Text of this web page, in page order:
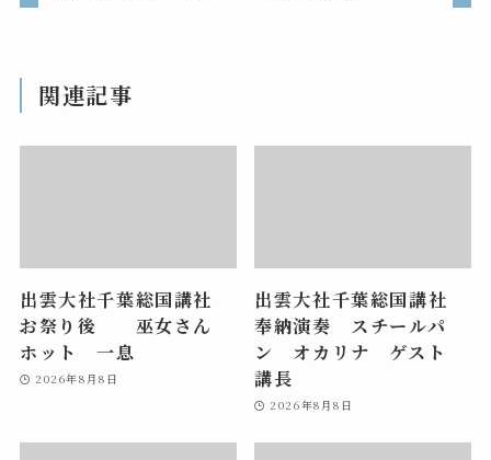
関連記事
出雲大社千葉総国講社
お祭り後 巫女さん
ホット 一息
2026年8月8日
出雲大社千葉総国講社
奉納演奏 スチールパ
ン オカリナ ゲスト
講長
2026年8月8日